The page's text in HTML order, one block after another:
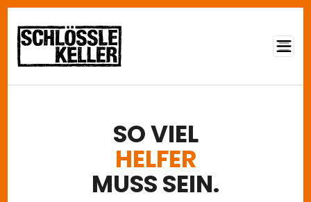
SO VIEL
HELFER
MUSS SEIN.